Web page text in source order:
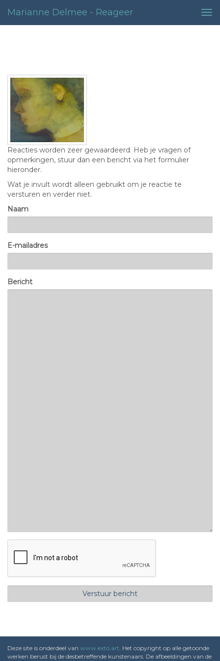
Marianne Delmee - Reageer
Reacties worden zeer gewaardeerd. Heb je vragen of
opmerkingen, stuur dan een bericht via het formulier
hieronder.
Wat je invult wordt alleen gebruikt om je reactie te
versturen en verder niet.
Naam
E-mailadres
Bericht
Deze site is onderdeel van www.exto.art. Het copyright op alle getoonde
werken berust bij de desbetreffende kunstenaars. De afbeeldingen van de